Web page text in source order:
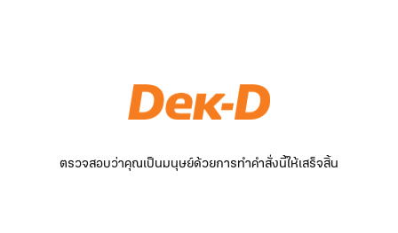
ตรวจสอบว่าคุณเป็นมนุษย์ด้วยการทำคำสั่งนี้ให้เสร็จสิ้น